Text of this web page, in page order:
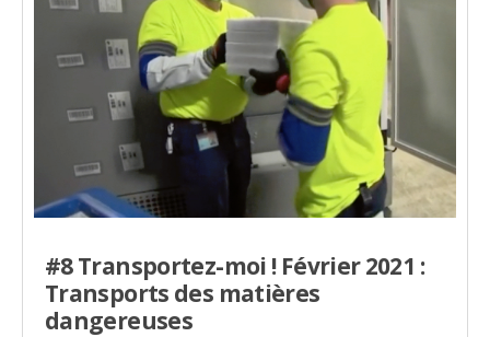
#8 Transportez-moi ! Février 2021 :
Transports des matières
dangereuses